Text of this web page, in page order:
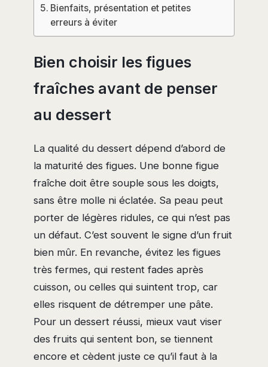
Bienfaits, présentation et petites
erreurs à éviter
Bien choisir les figues
fraîches avant de penser
au dessert
La qualité du dessert dépend d’abord de
la maturité des figues. Une bonne figue
fraîche doit être souple sous les doigts,
sans être molle ni éclatée. Sa peau peut
porter de légères ridules, ce qui n’est pas
un défaut. C’est souvent le signe d’un fruit
bien mûr. En revanche, évitez les figues
très fermes, qui restent fades après
cuisson, ou celles qui suintent trop, car
elles risquent de détremper une pâte.
Pour un dessert réussi, mieux vaut viser
des fruits qui sentent bon, se tiennent
encore et cèdent juste ce qu’il faut à la